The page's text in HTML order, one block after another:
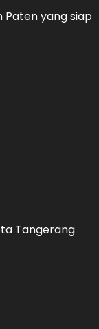
Paten yang siap
Tangerang